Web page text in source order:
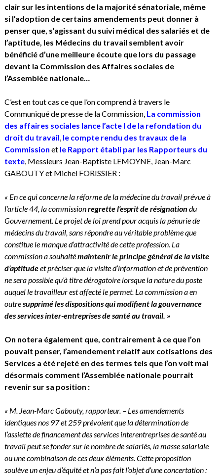
clair sur les intentions de la majorité sénatoriale, même
si l’adoption de certains amendements peut donner à
penser que, s’agissant du suivi médical des salariés et de
l’aptitude, les Médecins du travail semblent avoir
bénéficié d’une meilleure écoute que lors du passage
devant la Commission des Affaires sociales de
l’Assemblée nationale…
C’est en tout cas ce que l’on comprend à travers le
Communiqué de presse de la Commission, La commission
des affaires sociales lance l’acte I de la refondation du
droit du travail le compte rendu des travaux de la
Commission et le Rapport établi par les Rapporteurs du
texte, Messieurs Jean-Baptiste LEMOYNE, Jean-Marc
GABOUTY et Michel FORISSIER :
« En ce qui concerne la réforme de la médecine du travail prévue à
l’article 44, la commissionregrette l’esprit de résignation du
Gouvernement. Le projet de loi prend pour acquis la pénurie de
médecins du travail, sans répondre au véritable problème que
constitue le manque d’attractivité de cette profession. La
commission a souhaitémaintenir le principe général de la visite
d’aptitudeet préciser que la visite d’information et de prévention
ne sera possible qu’à titre dérogatoire lorsque la nature du poste
auquel le travailleur est affecté le permet. La commission a en
outresupprimé les dispositions qui modifient la gouvernance
des services inter-entreprises de santé au travail. »
On notera également que, contrairement à ce que l’on
pouvait penser, l’amendement relatif aux cotisations des
Services a été rejeté en des termes tels que l’on voit mal
désormais comment l’Assemblée nationale pourrait
revenir sur sa position :
« M. Jean-Marc Gabouty, rapporteur. – Les amendements
identiques nos 97 et 259 prévoient que la détermination de
l’assiette de financement des services interentreprises de santé au
travail peut se fonder sur le nombre de salariés, la masse salariale
ou une combinaison de ces deux éléments. Cette proposition
soulève un enjeu d’équité et n’a pas fait l’objet d’une concertation :